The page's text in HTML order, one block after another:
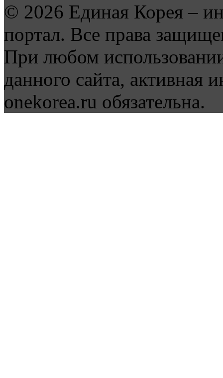
© 2026 Единая Корея –
портал. Все права
При любом
данного сайта, активная
onekorea.ru обязательна.